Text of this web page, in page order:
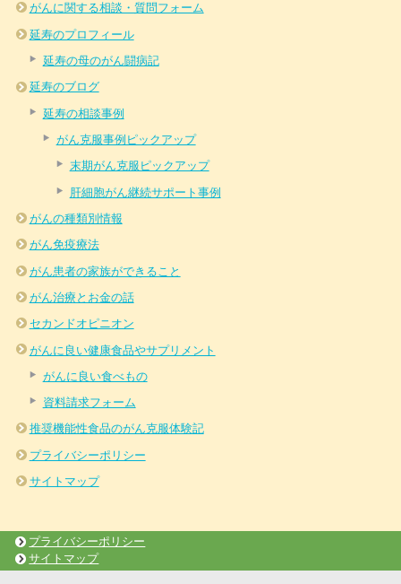
がんに関する相談・質問フォーム
延寿のプロフィール
延寿の母のがん闘病記
延寿のブログ
延寿の相談事例
がん克服事例ピックアップ
末期がん克服ピックアップ
肝細胞がん継続サポート事例
がんの種類別情報
がん免疫療法
がん患者の家族ができること
がん治療とお金の話
セカンドオピニオン
がんに良い健康食品やサプリメント
がんに良い食べもの
資料請求フォーム
推奨機能性食品のがん克服体験記
プライバシーポリシー
サイトマップ
プライバシーポリシー
サイトマップ